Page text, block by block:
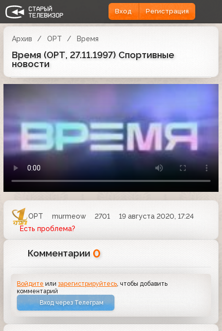
Вход Регистрация
Архив ОРТ Время
Время (ОРТ, 27.11.1997) Спортивные
новости
ОРТ murmeow 2701
19 августа 2020, 17:24
Есть проблема?
Комментарии 0
Войдите илизарегистрируйтесь , чтобы добавить
комментарий
Вход через Телеграм